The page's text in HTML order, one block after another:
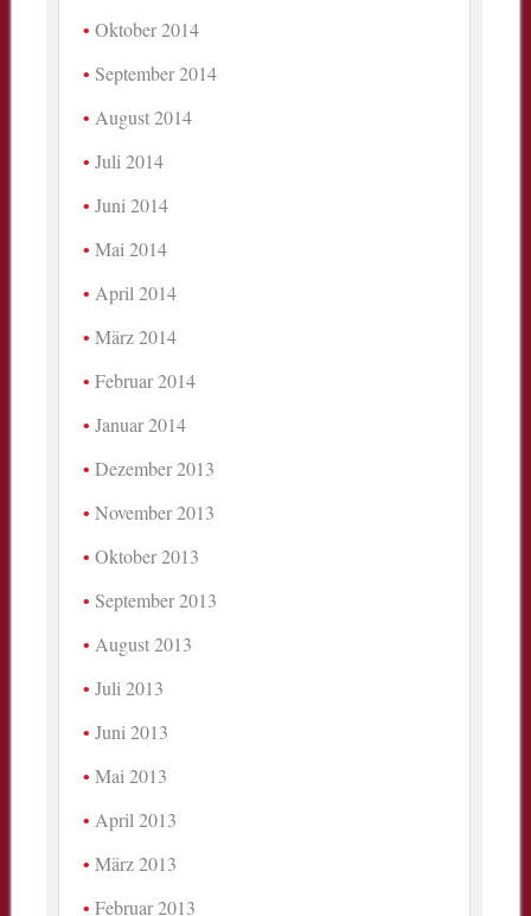
Oktober 2014
September 2014
August 2014
Juli 2014
Juni 2014
Mai 2014
April 2014
März 2014
Februar 2014
Januar 2014
Dezember 2013
November 2013
Oktober 2013
September 2013
August 2013
Juli 2013
Juni 2013
Mai 2013
April 2013
März 2013
Februar 2013